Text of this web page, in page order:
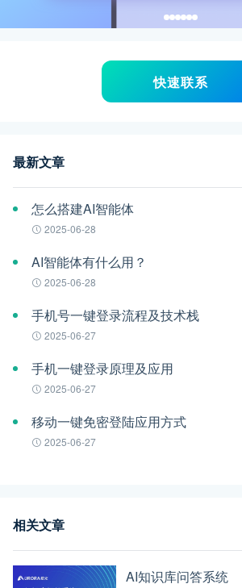
快速联系
最新文章
怎么搭建AI智能体
2025-06-28
AI智能体有什么用？
2025-06-28
手机号一键登录流程及技术栈
2025-06-27
手机一键登录原理及应用
2025-06-27
移动一键免密登陆应用方式
2025-06-27
相关文章
AI知识库问答系统